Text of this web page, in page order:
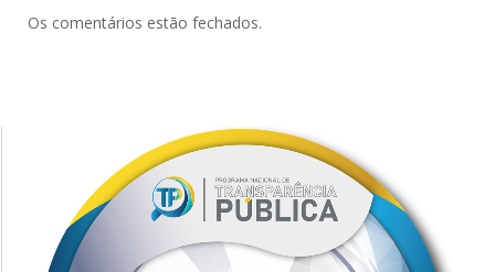
Os comentários estão fechados.